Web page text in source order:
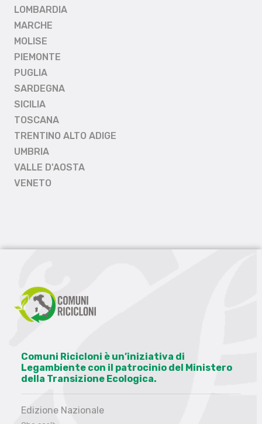
LOMBARDIA
MARCHE
MOLISE
PIEMONTE
PUGLIA
SARDEGNA
SICILIA
TOSCANA
TRENTINO ALTO ADIGE
UMBRIA
VALLE D'AOSTA
VENETO
Comuni Ricicloni è un’iniziativa di
Legambiente con il patrocinio del Ministero
della Transizione Ecologica.
Edizione Nazionale